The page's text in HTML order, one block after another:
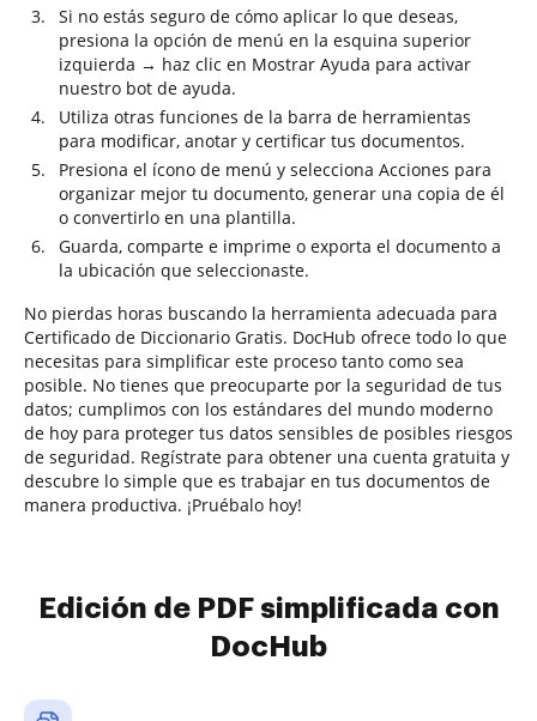
Si no estás seguro de cómo aplicar lo que deseas,
presiona la opción de menú en la esquina superior
izquierda → haz clic en Mostrar Ayuda para activar
nuestro bot de ayuda.
Utiliza otras funciones de la barra de herramientas
para modificar, anotar y certificar tus documentos.
Presiona el ícono de menú y selecciona Acciones para
organizar mejor tu documento, generar una copia de él
o convertirlo en una plantilla.
Guarda, comparte e imprime o exporta el documento a
la ubicación que seleccionaste.
No pierdas horas buscando la herramienta adecuada para
Certificado de Diccionario Gratis. DocHub ofrece todo lo que
necesitas para simplificar este proceso tanto como sea
posible. No tienes que preocuparte por la seguridad de tus
datos; cumplimos con los estándares del mundo moderno
de hoy para proteger tus datos sensibles de posibles riesgos
de seguridad. Regístrate para obtener una cuenta gratuita y
descubre lo simple que es trabajar en tus documentos de
manera productiva. ¡Pruébalo hoy!
Edición de PDF simplificada con
DocHub